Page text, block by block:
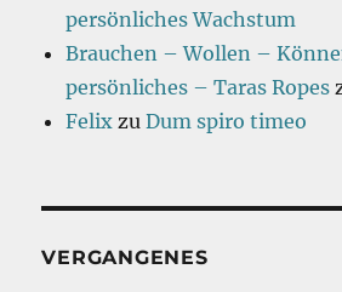
persönliches Wachstum
Brauchen – Wollen –
persönliches – Taras Ropes
Felix zuDum spiro timeo
VERGANGENES